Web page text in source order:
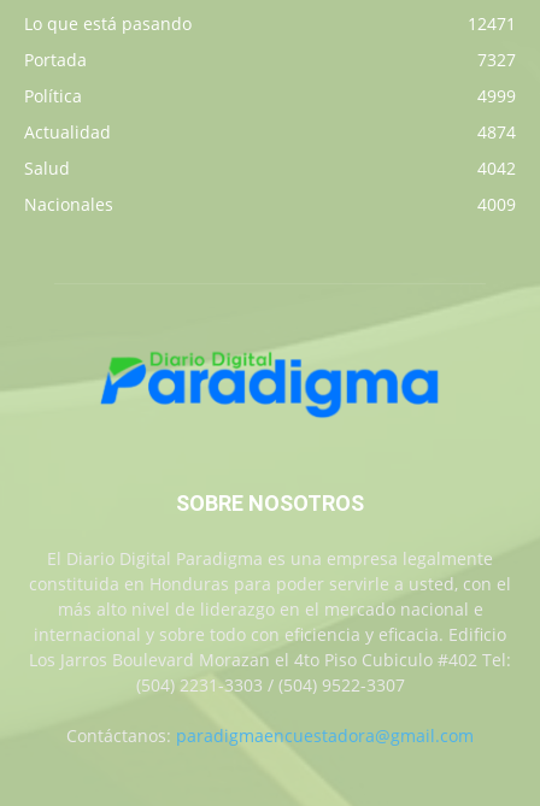
Lo que está pasando
12471
Portada
7327
Política
4999
Actualidad
4874
Salud
4042
Nacionales
4009
SOBRE NOSOTROS
El Diario Digital Paradigma es una empresa legalmente
constituida en Honduras para poder servirle a usted, con el
más alto nivel de liderazgo en el mercado nacional e
internacional y sobre todo con eficiencia y eficacia. Edificio
Los Jarros Boulevard Morazan el 4to Piso Cubiculo #402 Tel:
(504) 2231-3303 / (504) 9522-3307
Contáctanos: paradigmaencuestadora@gmail.com